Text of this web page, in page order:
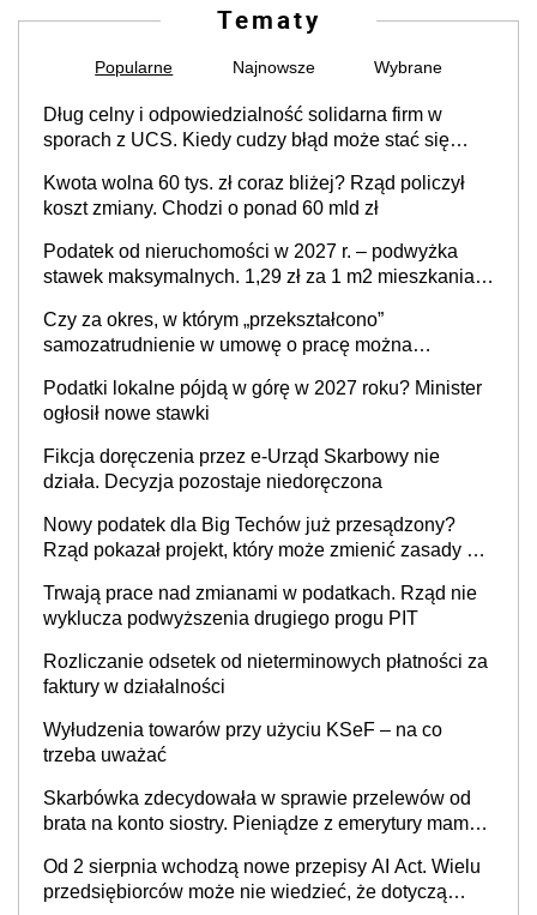
Tematy
Popularne Najnowsze Wybrane
Dług celny i odpowiedzialność solidarna firm w
sporach z UCS. Kiedy cudzy błąd może stać się
Kwota wolna 60 tys. zł coraz bliżej? Rząd policzył
koszt zmiany. Chodzi o ponad 60 mld zł
Podatek od nieruchomości w 2027 r. – podwyżka
stawek maksymalnych. 1,29 zł za 1 m2 mieszkania,
prowadzeniem działalności gospodarczej
Czy za okres, w którym „przekształcono”
samozatrudnienie w umowę o pracę można
cywilnoprawnej jedynym racjonalnym wyjściem
Podatki lokalne pójdą w górę w 2027 roku? Minister
ogłosił nowe stawki
Fikcja doręczenia przez e-Urząd Skarbowy nie
działa. Decyzja pozostaje niedoręczona
Nowy podatek dla Big Techów już przesądzony?
Rząd pokazał projekt, który może zmienić zasady gry
Trwają prace nad zmianami w podatkach. Rząd nie
wyklucza podwyższenia drugiego progu PIT
Rozliczanie odsetek od nieterminowych płatności za
faktury w działalności
Wyłudzenia towarów przy użyciu KSeF – na co
trzeba uważać
Skarbówka zdecydowała w sprawie przelewów od
brata na konto siostry. Pieniądze z emerytury mamy
będzie
Od 2 sierpnia wchodzą nowe przepisy AI Act. Wielu
przedsiębiorców może nie wiedzieć, że dotyczą